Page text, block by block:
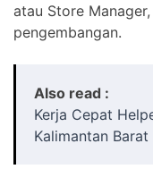
atau Store
pengembangan.
Also read :
Kerja Cepat
Kalimantan